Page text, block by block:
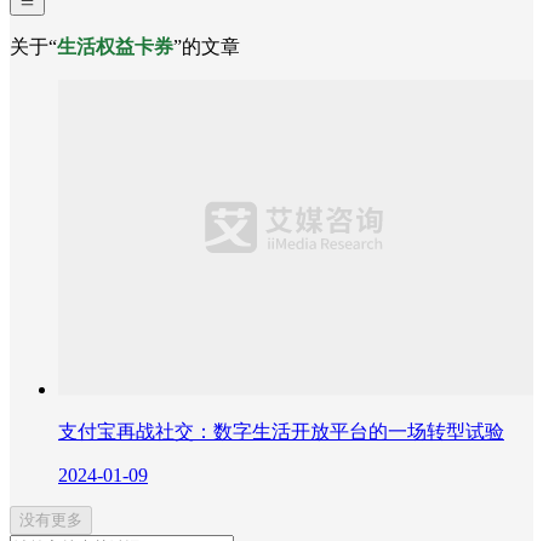
关于“生活权益卡券”的文章
支付宝再战社交：数字生活开放平台的一场转型试验
2024-01-09
没有更多